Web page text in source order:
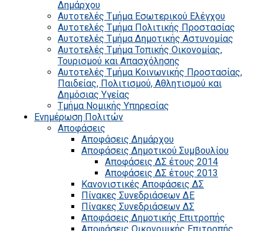
Δημάρχου
Αυτοτελές Τμήμα Εσωτερικού Ελέγχου
Αυτοτελές Τμήμα Πολιτικής Προστασίας
Αυτοτελές Τμήμα Δημοτικής Αστυνομίας
Αυτοτελές Τμήμα Τοπικής Οικονομίας,
Τουρισμού και Απασχόλησης
Αυτοτελές Τμήμα Κοινωνικής Προστασίας,
Παιδείας, Πολιτισμού, Αθλητισμού και
Δημόσιας Υγείας
Τμήμα Νομικής Υπηρεσίας
Ενημέρωση Πολιτών
Αποφάσεις
Αποφάσεις Δημάρχου
Αποφάσεις Δημοτικού Συμβουλίου
Αποφάσεις ΔΣ έτους 2014
Αποφάσεις ΔΣ έτους 2013
Κανονιστικές Αποφάσεις ΔΣ
Πίνακες Συνεδριάσεων ΔΕ
Πίνακες Συνεδριάσεων ΔΣ
Αποφάσεις Δημοτικής Επιτροπής